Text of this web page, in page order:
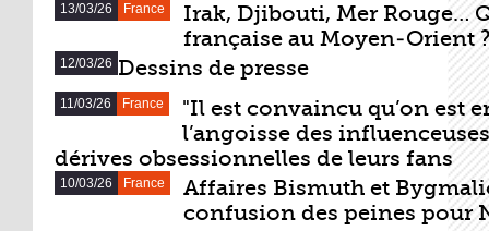
13/03/26 France
Irak, Djibouti, Mer Rouge…
française au Moyen-Orient ?
12/03/26 Dessins de presse
11/03/26 France
"Il est convaincu qu’on est
l’angoisse des
dérives obsessionnelles de leurs fans
10/03/26 France
Affaires Bismuth et
confusion des peines pour